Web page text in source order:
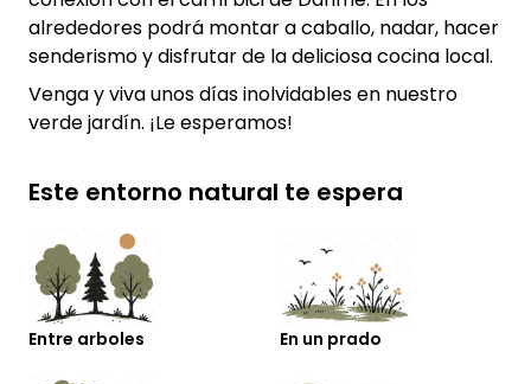
alrededores podrá montar a caballo, nadar, hacer
senderismo y disfrutar de la deliciosa cocina local.
Venga y viva unos días inolvidables en nuestro
verde jardín. ¡Le esperamos!
Este entorno natural te espera
Entre arboles En un prado